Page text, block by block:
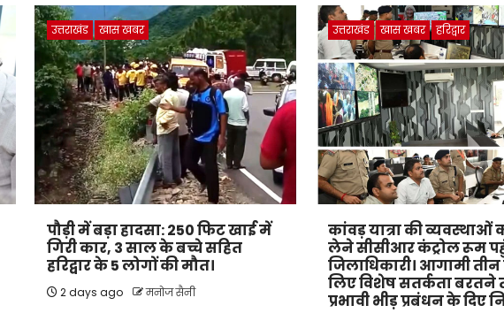
उत्तराखंड खास खबर
पौड़ी में बड़ा हादसा: 250 फिट खाई में
गिरी कार, 3 साल के बच्चे सहित
हरिद्वार के 5 लोगों की मौत।
2 days ago मनोज सैनी
उत्तराखंड खास खबर हरिद्वार
कांवड़ यात्रा की व्यवस्थाओं
लेने सीसीआर कंट्रोल रूम
जिलाधिकारी। आगामी तीन
लिए विशेष सतर्कता बरतने
प्रभावी भीड़ प्रबंधन के दिए